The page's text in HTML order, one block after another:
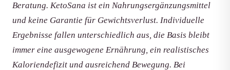
Beratung. KetoSana ist ein Nahrungsergänzungsmittel
und keine Garantie für Gewichtsverlust. Individuelle
Ergebnisse fallen unterschiedlich aus, die Basis bleibt
immer eine ausgewogene Ernährung, ein realistisches
Kaloriendefizit und ausreichend Bewegung. Bei